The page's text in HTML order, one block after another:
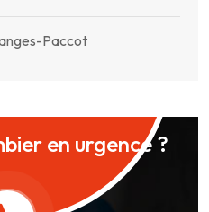
Paccot
en urgence ?